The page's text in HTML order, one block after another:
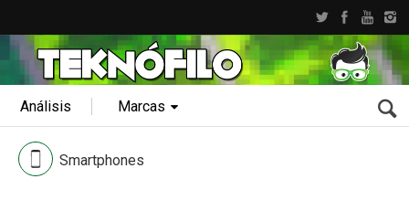
Análisis Marcas
Smartphones